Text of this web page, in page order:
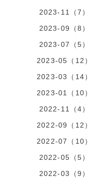
2023-11（7）
2023-09（8）
2023-07（5）
2023-05（12）
2023-03（14）
2023-01（10）
2022-11（4）
2022-09（12）
2022-07（10）
2022-05（5）
2022-03（9）